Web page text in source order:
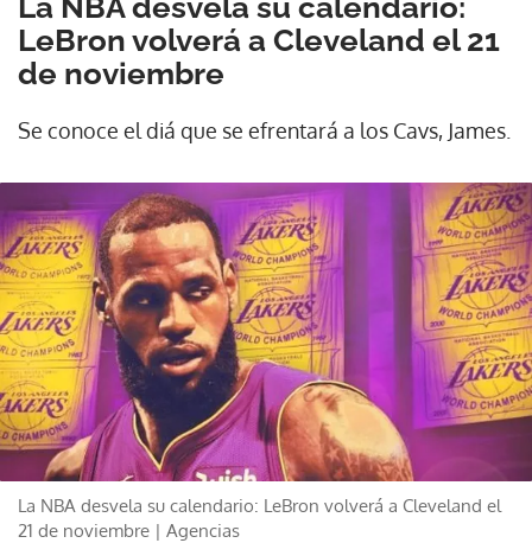
La NBA desvela su calendario:
LeBron volverá a Cleveland el 21
de noviembre
Se conoce el diá que se efrentará a los Cavs, James.
La NBA desvela su calendario: LeBron volverá a Cleveland el
21 de noviembre | Agencias